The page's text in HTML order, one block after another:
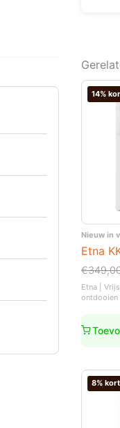
14%
Nieuw in
Etna
€
prijs
was:
Huidige
prijs
is:
Etna |
ontdooien
8%